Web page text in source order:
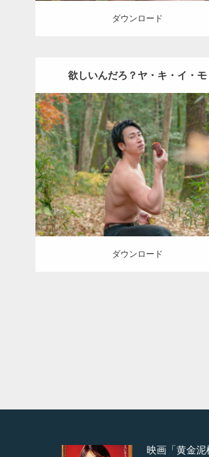
ダウンロード
欲しいんだろ？ヤ・キ・イ・モ
Update:2022.01.20
Category:紅葉とマッチョ inori
SOSUKE 肩
ダウンロード
ダウンロード
映画「メカ